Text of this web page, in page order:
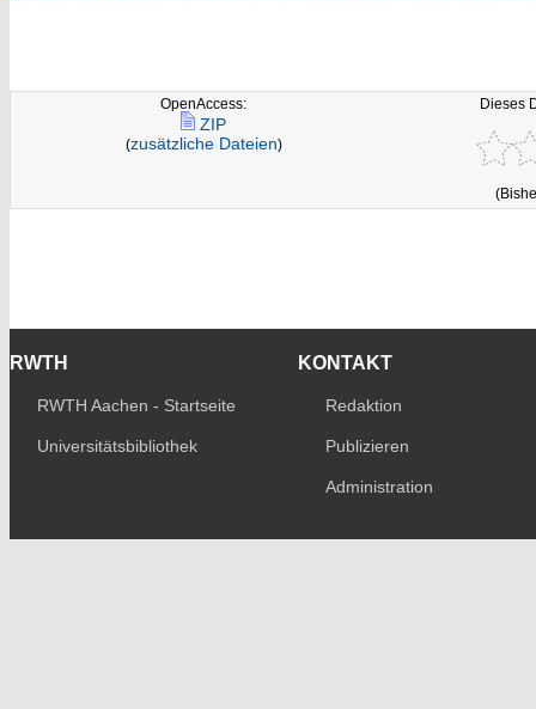
OpenAccess:
ZIP
(zusätzliche Dateien)
Dieses
RWTH
RWTH Aachen - Startseite
Universitätsbibliothek
KONTAKT
Redaktion
Publizieren
Administration